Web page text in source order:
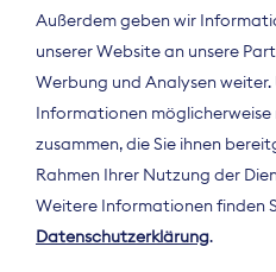
Der Bundesverband
Zeitungsverleger (BDZV)
Spitzenorganisation die
Außerdem geben wir
unserer Website an unsere
Werbung und Analysen
Informationen
zusammen, die Sie ihnen
Rahmen Ihrer Nutzung der
Weitere Informationen finden
Datenschutzerklärung.